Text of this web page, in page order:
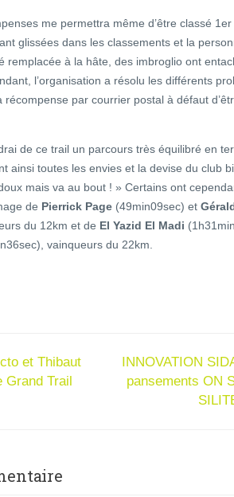
me permettra même d’être classé 1er
glissées dans les classements et la
remplacée à la hâte, des imbroglio ont
l’organisation a résolu les différents
par courrier postal à défaut
de ce trail un parcours très équilibré en
ainsi toutes les envies et la devise du club
mais va au bout ! » Certains ont
de Pierrick Page (49min09sec) et
du 12km et de El Yazid El Madi
vainqueurs du 22km.
et Thibaut
Grand Trail
INNOVATION
pansements ON